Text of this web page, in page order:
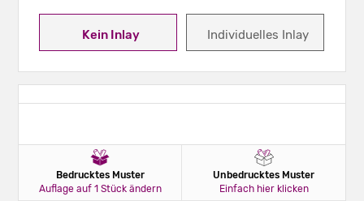
Kein Inlay Individuelles Inlay
Bedrucktes Muster
Auflage auf 1 Stück ändern
Unbedrucktes Muster
Einfach hier klicken